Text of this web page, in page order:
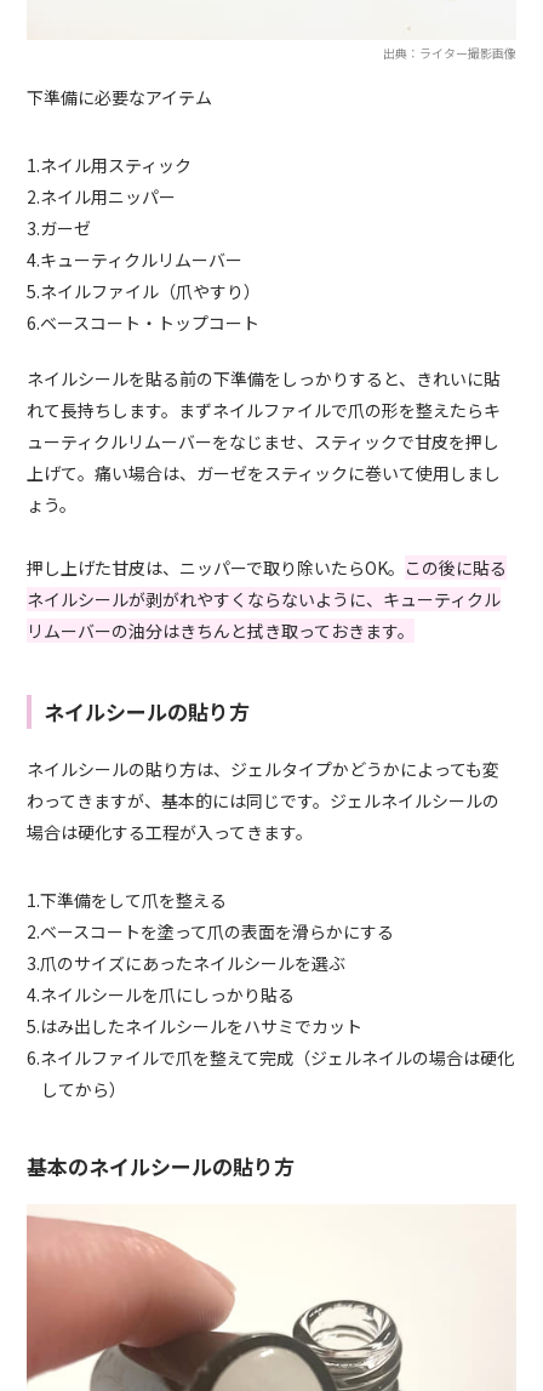
出典：ライター撮影画像
下準備に必要なアイテム
1.ネイル用スティック
2.ネイル用ニッパー
3.ガーゼ
4.キューティクルリムーバー
5.ネイルファイル（爪やすり）
6.ベースコート・トップコート
ネイルシールを貼る前の下準備をしっかりすると、きれいに貼
れて長持ちします。まずネイルファイルで爪の形を整えたらキ
ューティクルリムーバーをなじませ、スティックで甘皮を押し
上げて。痛い場合は、ガーゼをスティックに巻いて使用しまし
ょう。
押し上げた甘皮は、ニッパーで取り除いたらOK。 この後に貼る
ネイルシールが剥がれやすくならないように、キューティクル
リムーバーの油分はきちんと拭き取っておきます。
ネイルシールの貼り方
ネイルシールの貼り方は、ジェルタイプかどうかによっても変
わってきますが、基本的には同じです。ジェルネイルシールの
場合は硬化する工程が入ってきます。
1.下準備をして爪を整える
2.ベースコートを塗って爪の表面を滑らかにする
3.爪のサイズにあったネイルシールを選ぶ
4.ネイルシールを爪にしっかり貼る
5.はみ出したネイルシールをハサミでカット
6.ネイルファイルで爪を整えて完成（ジェルネイルの場合は硬化
してから）
基本のネイルシールの貼り方